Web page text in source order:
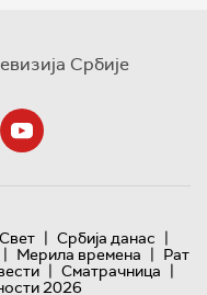
Србије
Свет | Србија данас |
| Мерила времена | Рат
| Сматрачница |
2026